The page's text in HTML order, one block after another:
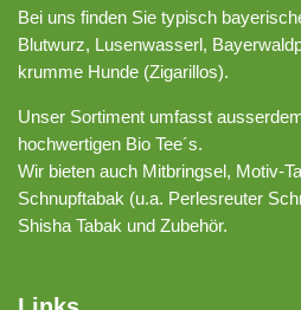
Bei uns finden Sie typisch
Blutwurz, Lusenwasserl,
krumme Hunde (Zigarillos).
Unser Sortiment umfasst
hochwertigen Bio Tee´s.
Wir bieten auch Mitbringsel, Motiv-
Schnupftabak (u.a. Perlesreuter
Shisha Tabak und Zubehör.